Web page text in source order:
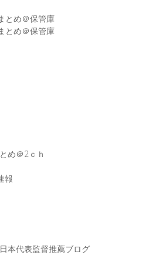
とめ＠保管庫
とめ＠保管庫
め＠2ｃｈ
報
本代表監督推薦ブログ